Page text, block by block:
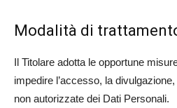
Modalità di
Il Titolare adotta le opportune
impedire l’accesso, la
non autorizzate dei Dati Personali.